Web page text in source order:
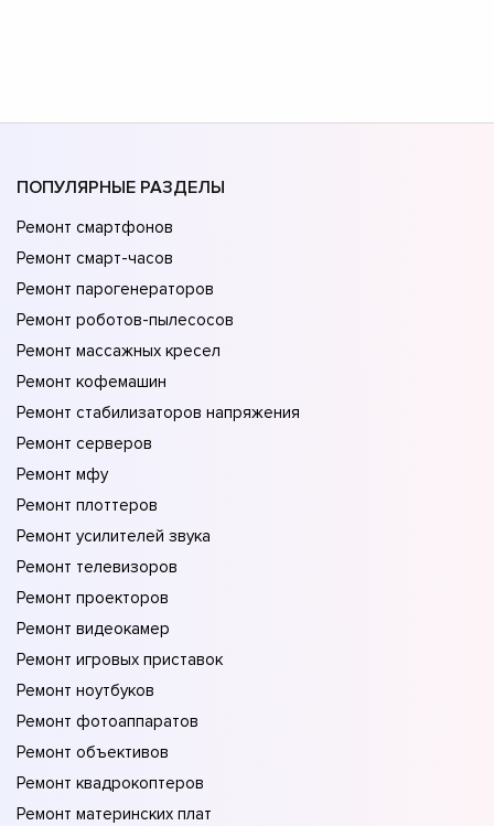
ПОПУЛЯРНЫЕ РАЗДЕЛЫ
Ремонт смартфонов
Ремонт смарт-часов
Ремонт парогенераторов
Ремонт роботов-пылесосов
Ремонт массажных кресел
Ремонт кофемашин
Ремонт стабилизаторов напряжения
Ремонт серверов
Ремонт мфу
Ремонт плоттеров
Ремонт усилителей звука
Ремонт телевизоров
Ремонт проекторов
Ремонт видеокамер
Ремонт игровых приставок
Ремонт ноутбуков
Ремонт фотоаппаратов
Ремонт объективов
Ремонт квадрокоптеров
Ремонт материнских плат